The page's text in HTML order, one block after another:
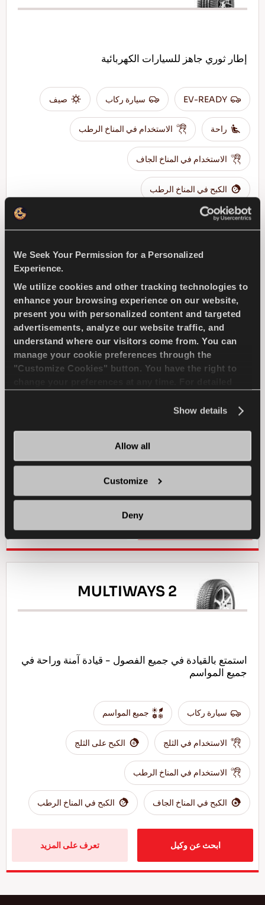
We Seek Your Permission for a Personalized
Experience.
We utilize cookies and other tracking technologies to
enhance your browsing experience on our website,
present you with personalized content and targeted
advertisements, analyze our website traffic, and
understand where our visitors come from. You can
manage your cookie preferences through the
"Customize Cookies" button. You have the right to
Show details
Allow all
Customize
Deny
إطار ثوري جاهز للسيارات الكهربائية
EV-READY سيارة ركاب صيف
راحة الاستخدام في المناخ الرطب
الاستخدام في المناخ الجاف
الكبح في المناخ الرطب
ابحث عن وكيل تعرف على المزيد
COMPETUS A/T3
يتحدي كافة الأحوال-الأمان والتماسك لسيارتك الدفع
القيادة على جميع التضاريس
الكبح في المناخ الرطب
MULTIWAYS 2
استمتع بالقيادة في جميع الفصول - قيادة آمنة وراحة في
جميع المواسم
سيارة ركاب جميع المواسم
الاستخدام في الثلج الكبح على الثلج
الاستخدام في المناخ الرطب
الكبح في المناخ الجاف الكبح في المناخ الرطب
ابحث عن وكيل تعرف على المزيد